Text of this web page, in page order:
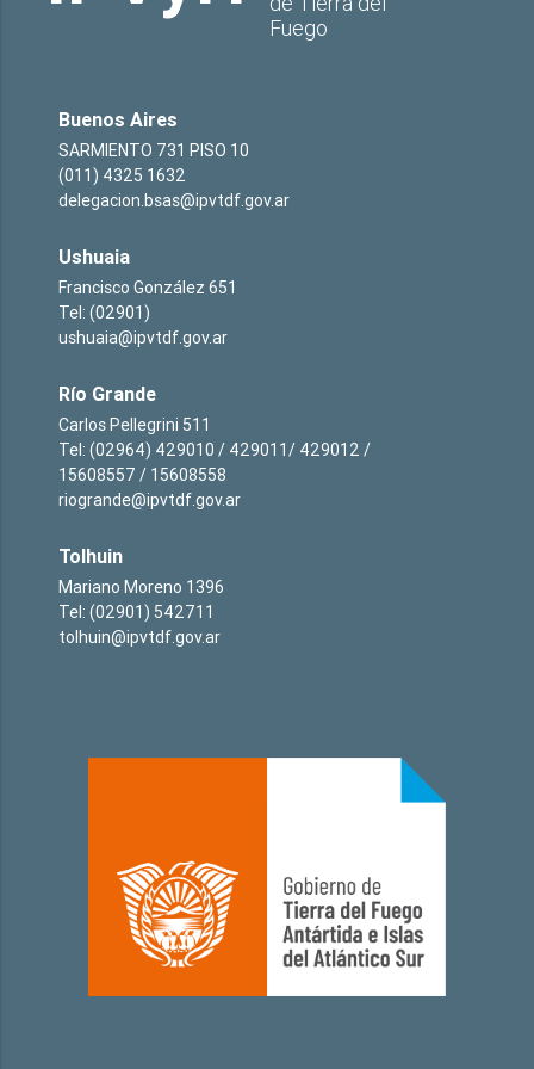
Fuego
Buenos Aires
SARMIENTO 731 PISO 10
(011) 4325 1632
delegacion.bsas@ipvtdf.gov.ar
Ushuaia
Francisco González 651
Tel: (02901)
ushuaia@ipvtdf.gov.ar
Río Grande
Carlos Pellegrini 511
Tel: (02964) 429010 / 429011/ 429012 /
15608557 / 15608558
riogrande@ipvtdf.gov.ar
Tolhuin
Mariano Moreno 1396
Tel: (02901) 542711
tolhuin@ipvtdf.gov.ar